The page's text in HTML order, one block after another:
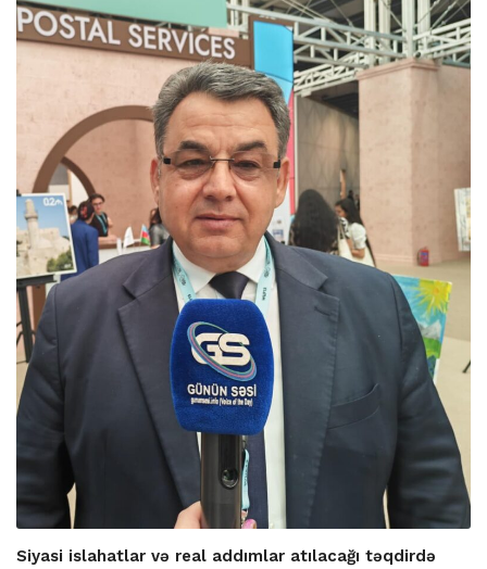
Siyasi islahatlar və real addımlar atılacağı təqdirdə